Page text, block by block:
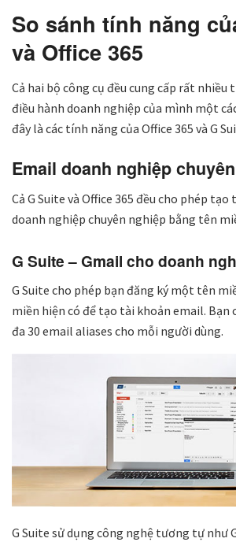
So sánh tính năng
và Office 365
Cả hai bộ công cụ đều cung cấp rất nhiều
điều hành doanh nghiệp của mình một
đây là các tính năng của Office 365 và G
Email doanh nghiệp
Cả G Suite và Office 365 đều cho phép
doanh nghiệp chuyên nghiệp bằng tên
G Suite – Gmail cho doanh
G Suite cho phép bạn đăng ký một tên
miền hiện có để tạo tài khoản email.
đa 30 email aliases cho mỗi người dùng.
G Suite sử dụng công nghệ tương tự như